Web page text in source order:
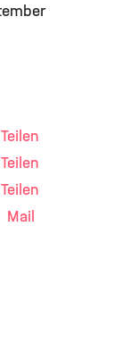
Teilen
Teilen
Teilen
Mail